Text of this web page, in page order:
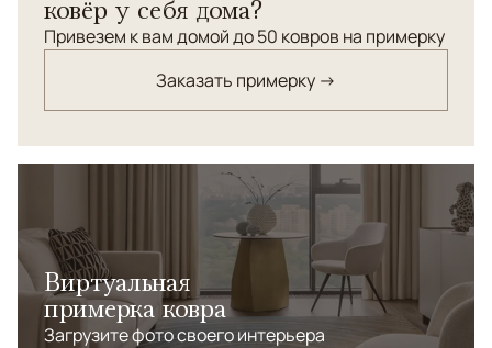
ковёр у себя дома?
Привезем к вам домой до 50 ковров на примерку
Заказать примерку →
Виртуальная
примерка ковра
Загрузите фото своего интерьера